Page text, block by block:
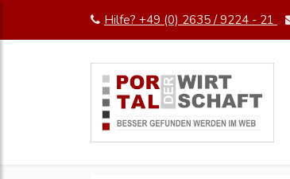
Hilfe? +49 (0) 2635 / 9224 - 21